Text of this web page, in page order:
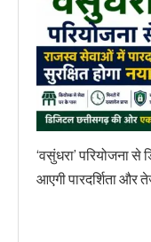
‘वसुंधरा’ परियोजना
आएगी पारदर्शिता और